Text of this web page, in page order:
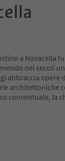
a Novacella
nei secoli
abbraccia opere
architettoniche
conventuale, la